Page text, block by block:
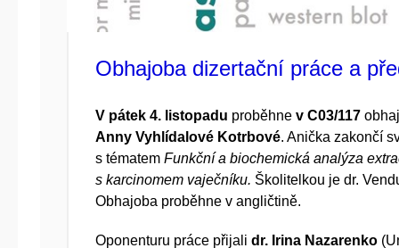
Obhajoba dizertační práce a
V pátek 4. listopadu proběhne v C03/117
Anny Vyhlídalové Kotrbové. Anička zakončí
s tématem Funkční a biochemická analýza
s karcinomem vaječníku. Školitelkou je dr.
Obhajoba proběhne v angličtině.
Oponenturu práce přijali dr. Irina Nazarenko